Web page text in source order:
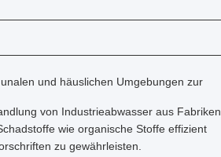
und häuslichen Umgebungen zur
von Industrieabwasser aus Fabriken,
wie organische Stoffe effizient
zu gewährleisten.